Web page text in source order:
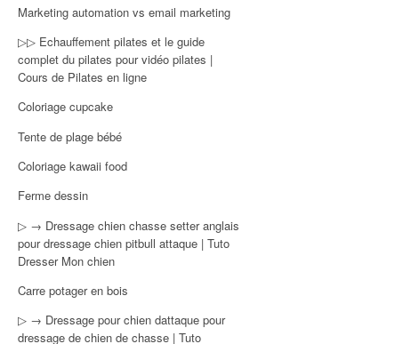
Marketing automation vs email marketing
▷▷ Echauffement pilates et le guide
complet du pilates pour vidéo pilates |
Cours de Pilates en ligne
Coloriage cupcake
Tente de plage bébé
Coloriage kawaii food
Ferme dessin
▷ → Dressage chien chasse setter anglais
pour dressage chien pitbull attaque | Tuto
Dresser Mon chien
Carre potager en bois
▷ → Dressage pour chien dattaque pour
dressage de chien de chasse | Tuto